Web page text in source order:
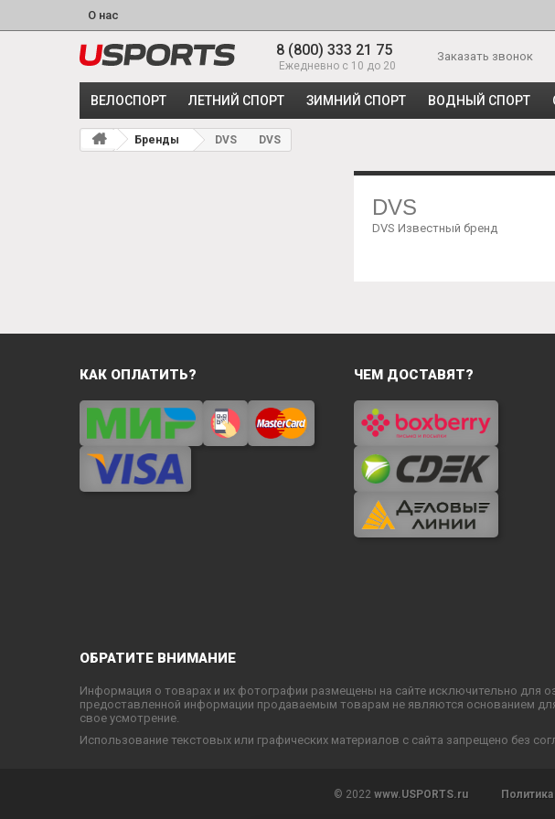
О нас
8 (800) 333 21 75
Ежедневно с 10 до 20
Заказать звонок
ВЕЛОСПОРТ ЛЕТНИЙ СПОРТ ЗИМНИЙ СПОРТ ВОДНЫЙ СПОРТ
Бренды DVS DVS
DVS
DVS Известный бренд
КАК ОПЛАТИТЬ? ЧЕМ ДОСТАВЯТ?
ОБРАТИТЕ ВНИМАНИЕ
Информация о товарах и их фотографии размещены на сайте исключительно для
предоставленной информации продаваемым товарам не являются основанием
свое усмотрение.
Использование текстовых или графических материалов с сайта запрещено без
© 2022 www.USPORTS.ru